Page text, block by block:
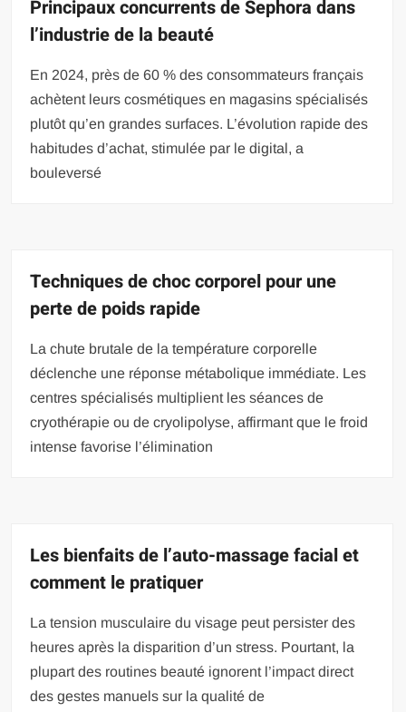
Principaux concurrents de Sephora dans
l’industrie de la beauté
En 2024, près de 60 % des consommateurs français
achètent leurs cosmétiques en magasins spécialisés
plutôt qu’en grandes surfaces. L’évolution rapide des
habitudes d’achat, stimulée par le digital, a
bouleversé
Techniques de choc corporel pour une
perte de poids rapide
La chute brutale de la température corporelle
déclenche une réponse métabolique immédiate. Les
centres spécialisés multiplient les séances de
cryothérapie ou de cryolipolyse, affirmant que le froid
intense favorise l’élimination
Les bienfaits de l’auto-massage facial et
comment le pratiquer
La tension musculaire du visage peut persister des
heures après la disparition d’un stress. Pourtant, la
plupart des routines beauté ignorent l’impact direct
des gestes manuels sur la qualité de